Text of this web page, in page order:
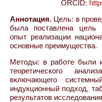
ORCID:
Аннотация. Цель: в
была поставлена цель
опыт реализации
основные преимущества.
Методы: в работе были
теоретического
включающего
индукционный подход,
результатов